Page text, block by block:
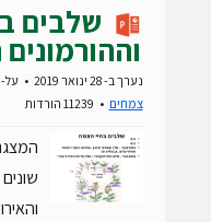
שלבים
נערך ב- 28 ינואר 2019 על-
צמחים